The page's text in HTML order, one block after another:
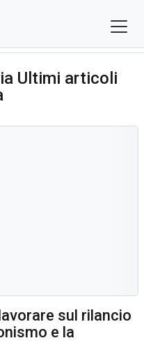
Ultimi articoli
sul rilancio
e la